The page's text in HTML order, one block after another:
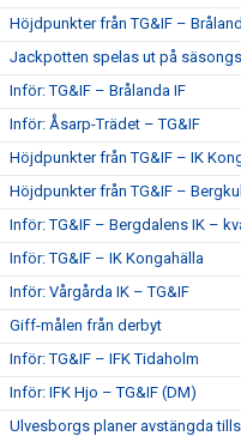
Höjdpunkter från TG&IF –
Jackpotten spelas ut på
Inför: TG&IF – Brålanda IF
Inför: Åsarp-Trädet – TG&IF
Höjdpunkter från TG&IF – IK
Höjdpunkter från TG&IF –
Inför: TG&IF – Bergdalens IK –
Inför: TG&IF – IK Kongahälla
Inför: Vårgårda IK – TG&IF
Giff-målen från derbyt
Inför: TG&IF – IFK Tidaholm
Inför: IFK Hjo – TG&IF (DM)
Ulvesborgs planer avstängda